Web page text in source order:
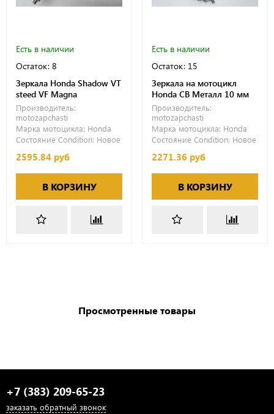
Есть в наличии
Остаток: 8
Зеркала Honda Shadow VT
steed VF Magna
Производитель:
motozapchasti
Марка мотоцикла: Honda
Состояние Condition: Новое
2595.84 руб
В КОРЗИНУ
Есть в наличии
Остаток: 15
Зеркала на мотоцикл
Honda CB Металл 10 мм
Производитель:
motozapchasti
Марка мотоцикла: Honda
Состояние Condition: Новое
2271.36 руб
В КОРЗИНУ
Просмотренные товары
+7 (383) 209-65-23
заказать обратный звонок